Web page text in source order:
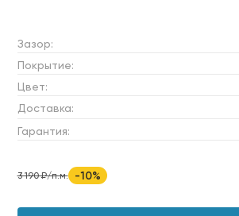
Зазор:
Покрытие:
Цвет:
Доставка:
Гарантия:
3 190 ₽/п.м. -10%